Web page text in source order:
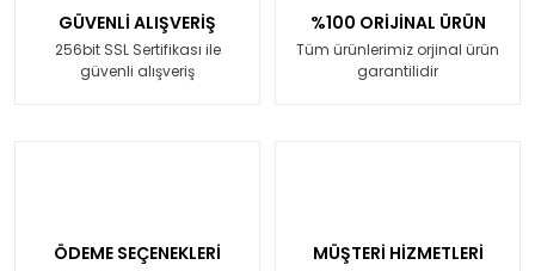
GÜVENLİ ALIŞVERİŞ
256bit SSL Sertifikası ile
güvenli alışveriş
%100 ORİJİNAL ÜRÜN
Tüm ürünlerimiz orjinal ürün
garantilidir
ÖDEME SEÇENEKLERİ MÜŞTERİ HİZMETLERİ